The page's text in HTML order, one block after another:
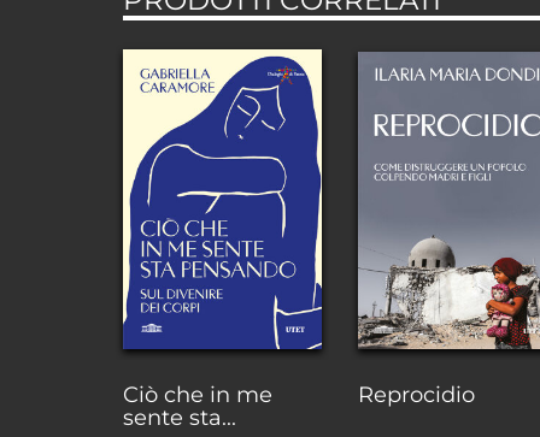
Ciò che in me
sente sta...
Reprocidio